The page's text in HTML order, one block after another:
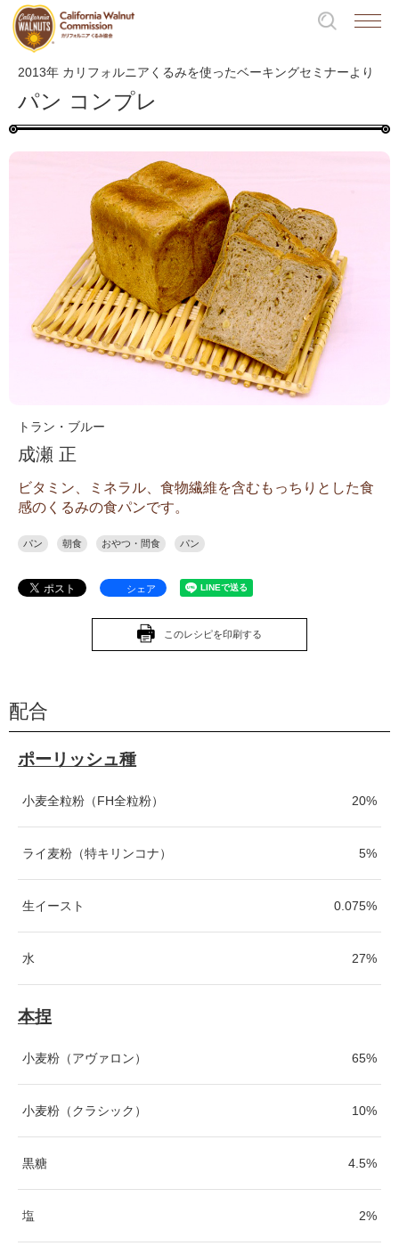
2013年 カリフォルニアくるみを使ったベーキングセミナーより
パン コンプレ
トラン・ブルー
成瀬 正
ビタミン、ミネラル、食物繊維を含むもっちりとした食
感のくるみの食パンです。
パン 朝食 おやつ・間食 パン
シェア
このレシピを印刷する
配合
ポーリッシュ種
小麦全粒粉（FH全粒粉） 20%
ライ麦粉（特キリンコナ） 5%
生イースト 0.075%
水 27%
本捏
小麦粉（アヴァロン） 65%
小麦粉（クラシック） 10%
黒糖 4.5%
塩 2%